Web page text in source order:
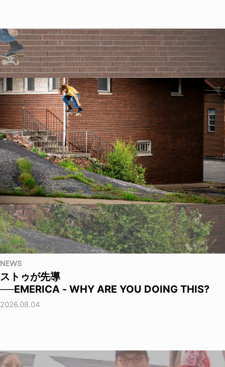
NEWS
ストゥが先導
──EMERICA - WHY ARE YOU DOING THIS?
2026.08.04